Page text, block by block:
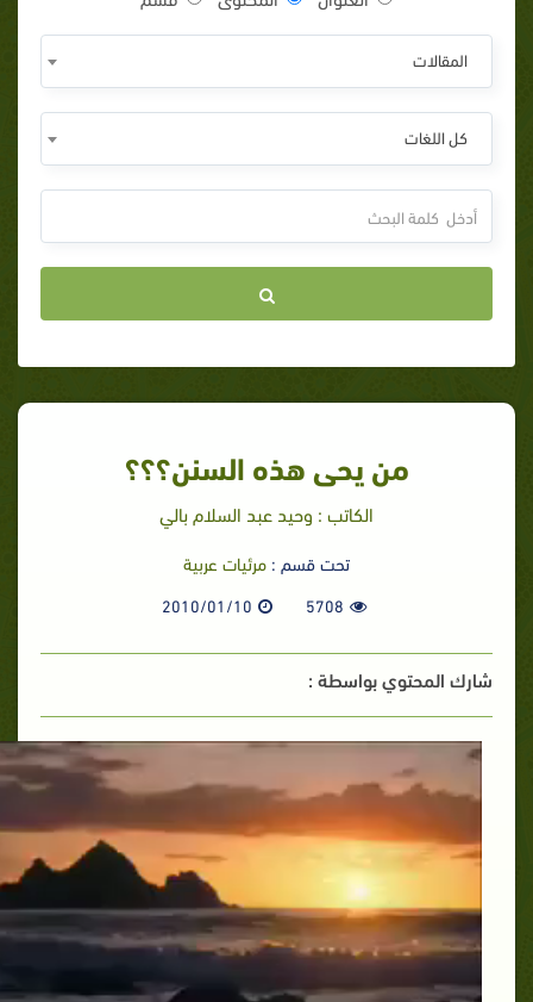
المقالات
كل اللغات
من يحى هذه السنن؟؟؟
الكاتب : وحيد عبد السلام بالي
تحت قسم : مرئيات عربية
5708
2010/01/10
شارك المحتوي بواسطة :